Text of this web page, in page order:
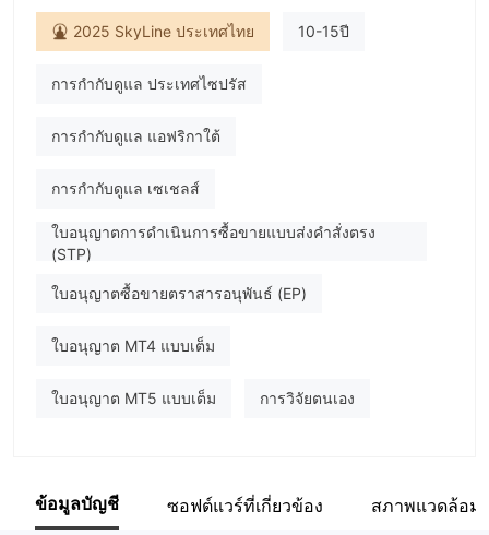
พนักงานบริษัท
2025 SkyLine ประเทศไทย 10-15ปี
การกำกับดูแล ประเทศไซปรัส
การกำกับดูแล แอฟริกาใต้
การกำกับดูแล เซเชลส์
ใบอนุญาตการดำเนินการซื้อขายแบบส่งคำสั่งตรง
(STP)
ใบอนุญาตซื้อขายตราสารอนุพันธ์ (EP)
ใบอนุญาต MT4 แบบเต็ม
ใบอนุญาต MT5 แบบเต็ม การวิจัยตนเอง
ข้อมูลบัญชี ซอฟต์แวร์ที่เกี่ยวข้อง สภาพแวดล้อม